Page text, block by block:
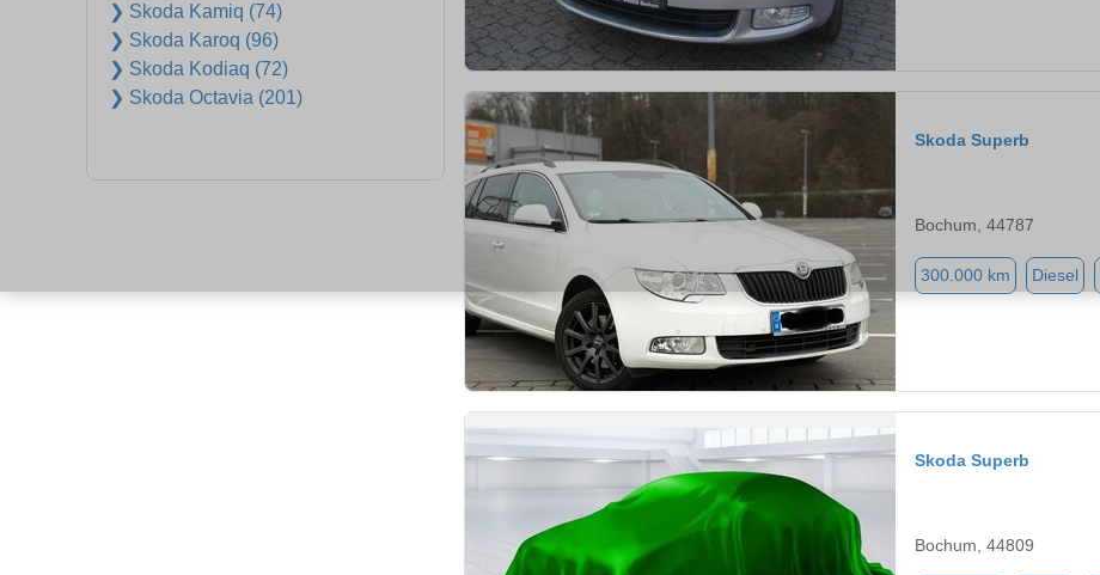
❯ Skoda Kamiq (74)
❯ Skoda Karoq (96)
❯ Skoda Kodiaq (72)
❯ Skoda Octavia (201)
Skoda Superb
Bochum, 44787
300.000 km Diesel
Skoda Superb
Bochum, 44809